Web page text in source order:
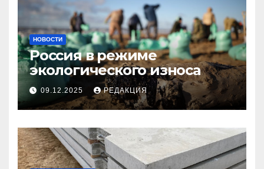
НОВОСТИ
Россия в режиме
экологического износа
09.12.2025 РЕДАКЦИЯ